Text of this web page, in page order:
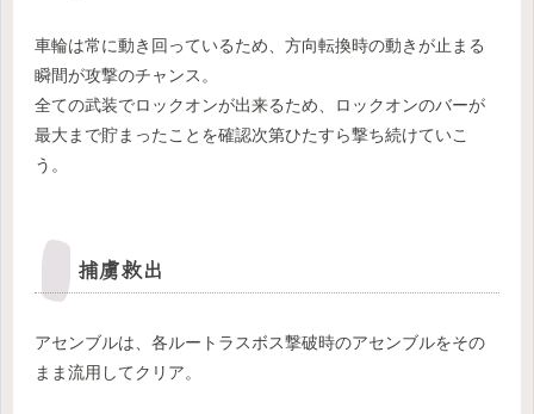
車輪は常に動き回っているため、方向転換時の動きが止まる
瞬間が攻撃のチャンス。
全ての武装でロックオンが出来るため、ロックオンのバーが
最大まで貯まったことを確認次第ひたすら撃ち続けていこ
う。
捕虜救出
アセンブルは、各ルートラスボス撃破時のアセンブルをその
まま流用してクリア。